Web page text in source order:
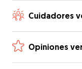
Cuidadores
Opiniones